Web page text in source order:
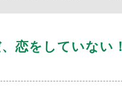
恋をしていない！